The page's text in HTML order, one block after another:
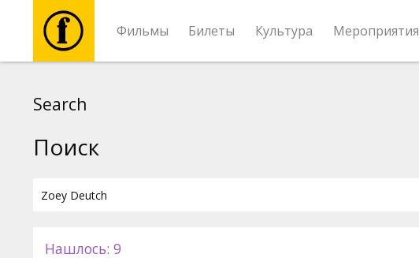
Фильмы Билеты Культура Мероприятия
Search
Поиск
Нашлось: 9